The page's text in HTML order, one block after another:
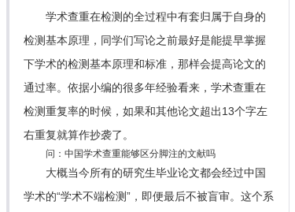
学术查重在检测的全过程中有套归属于自身的
检测基本原理，同学们写论之前最好是能提早掌握
下学术的检测基本原理和标准，那样会提高论文的
通过率。依据小编的很多年经验看来，学术查重在
检测重复率的时候，如果和其他论文超出13个字左
右重复就算作抄袭了。
问：中国学术查重能够区分脚注的文献吗
大概当今所有的研究生毕业论文都会经过中国
学术的“学术不端检测”，即便最后不被盲审。这个系